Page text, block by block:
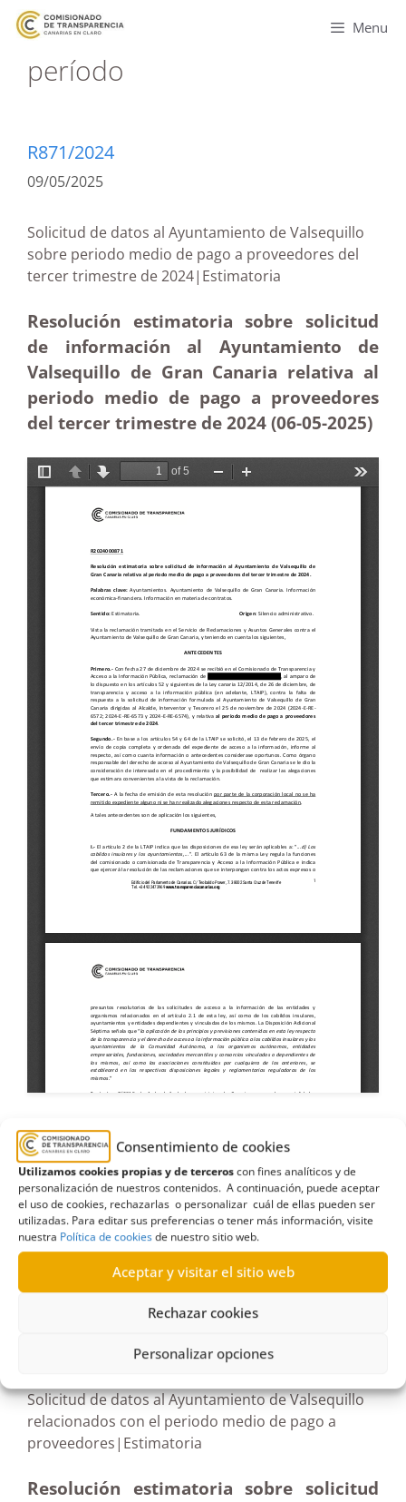
Consentimiento de cookies
Utilizamos cookies propias y de terceroscon fines analíticos y de
personalización de nuestros contenidos. A continuación, puede aceptar
el uso de cookies, rechazarlas o personalizar cuál de ellas pueden ser
utilizadas. Para editar sus preferencias o tener más información, visite
nuestra Política de cookiesde nuestro sitio web.
Aceptar y visitar el sitio web
Rechazar cookies
Personalizar opciones
Menu
período
R871/2024
09/05/2025
Solicitud de datos al Ayuntamiento de Valsequillo
sobre periodo medio de pago a proveedores del
tercer trimestre de 2024|Estimatoria
Resolución estimatoria sobre solicitud
de información al Ayuntamiento de
Valsequillo de Gran Canaria relativa al
periodo medio de pago a proveedores
del tercer trimestre de 2024 (06-05-2025)
2024,Ayuntamiento de Valsequillo
Gran Canaria,pago,período ,proveedores,
trimestres
Solicitud de datos al Ayuntamiento de Valsequillo
relacionados con el periodo medio de pago a
proveedores|Estimatoria
Resolución estimatoria sobre solicitud